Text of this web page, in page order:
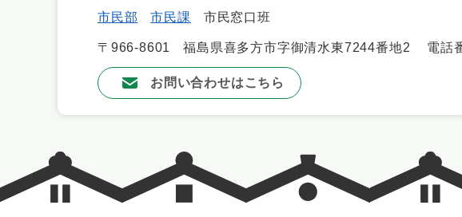
市民部 市民課 市民窓口班
〒966-8601 福島県喜多方市字御清水東7244番地2 電話
お問い合わせはこちら